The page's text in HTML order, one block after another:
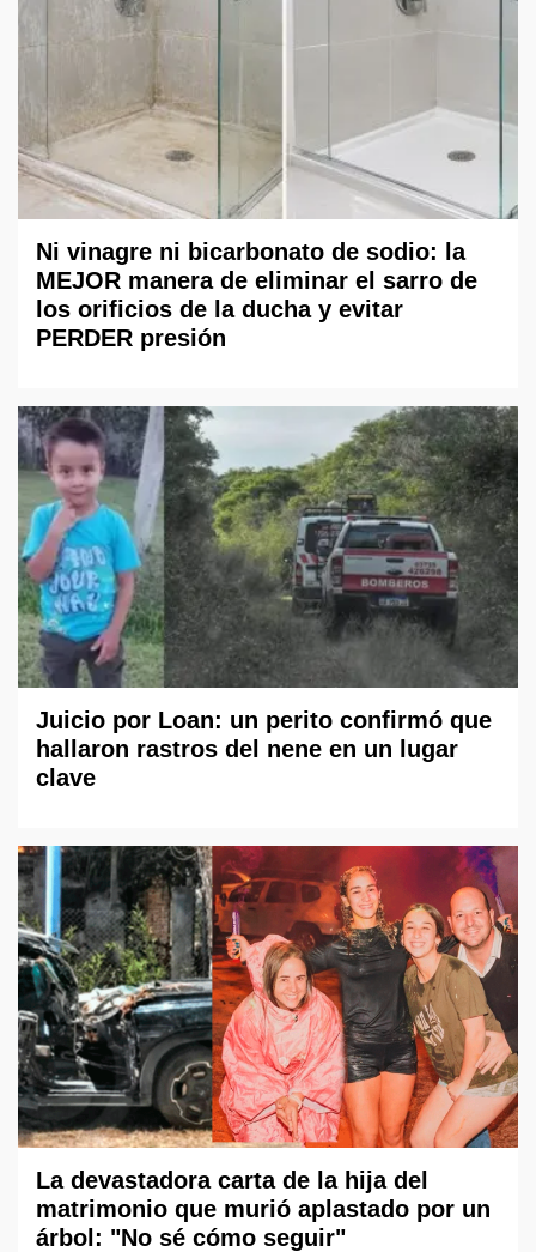
Ni vinagre ni bicarbonato de sodio: la
MEJOR manera de eliminar el sarro de
los orificios de la ducha y evitar
PERDER presión
Juicio por Loan: un perito confirmó que
hallaron rastros del nene en un lugar
clave
La devastadora carta de la hija del
matrimonio que murió aplastado por un
árbol: "No sé cómo seguir"